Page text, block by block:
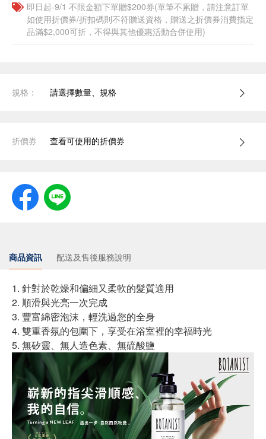
即日起-9/1 不限金額下單贈$200券(單筆不累贈，請注意訂單
如使用折價券/折扣碼則不符贈送資格，贈送之折價券消費指定
品滿$2,000可折，不得與其他優惠活動合併使用)
規格： 請選擇數量、規格
折價券 查看可使用的折價券
商品資訊 配送及售後服務說明
1. 針對於乾燥和偏細又柔軟的髮質適用
2. 順滑與光亮一次完成
3. 豐富綿密泡沫，輕洗過您的全身
4. 雙重香氛的包圍下，享受在浴室裡的幸福時光
5. 無矽靈、無人造色素、無硫酸鹽